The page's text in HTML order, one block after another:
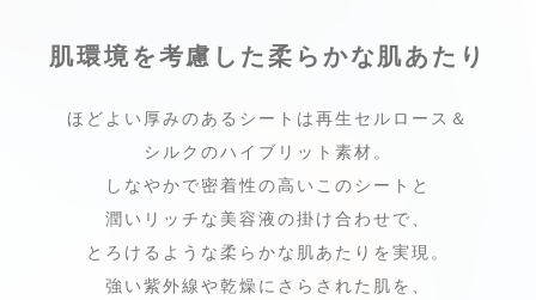
肌環境を考慮した柔らかな肌あたり
ほどよい厚みのあるシートは再生セルロース＆
シルクのハイブリット素材。
しなやかで密着性の高いこのシートと
潤いリッチな美容液の掛け合わせで、
とろけるような柔らかな肌あたりを実現。
強い紫外線や乾燥にさらされた肌を、